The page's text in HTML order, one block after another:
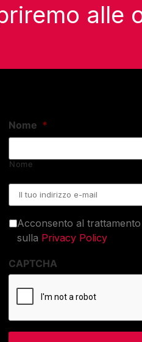
alle
Nome *
Nome
Email *
Acconsento al
sulla Privacy Policy
CAPTCHA